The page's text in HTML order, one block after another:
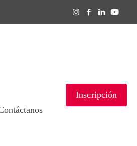
Inscripción